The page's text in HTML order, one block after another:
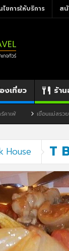
ไขการให้บริการ ส
งเที่ยว ร้า
เขื่อนแม่สรวย
House T